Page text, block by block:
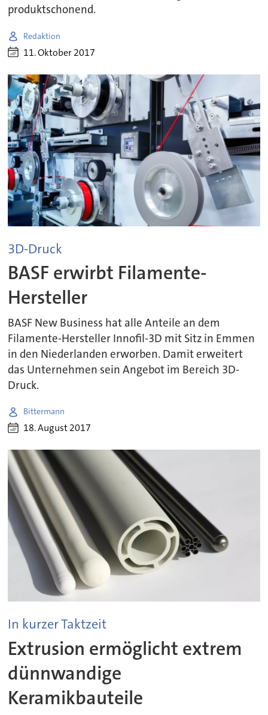
produktschonend.
Redaktion
11. Oktober 2017
3D-Druck
BASF erwirbt Filamente-
Hersteller
BASF New Business hat alle Anteile an dem
Filamente-Hersteller Innofil-3D mit Sitz in Emmen
in den Niederlanden erworben. Damit erweitert
das Unternehmen sein Angebot im Bereich 3D-
Druck.
Bittermann
18. August 2017
In kurzer Taktzeit
Extrusion ermöglicht extrem
dünnwandige
Keramikbauteile